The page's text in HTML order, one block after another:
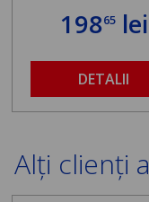
19865lei
DETALII
Alți clienți